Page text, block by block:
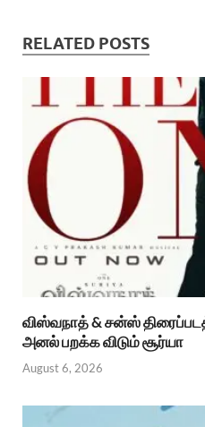
RELATED POSTS
விஸ்வநாத் & சன்ஸ்
அனல் பறக்க விடும் சூர்யா
August 6, 2026